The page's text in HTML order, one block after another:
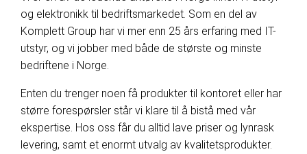
og elektronikk til bedriftsmarkedet. Som en del av
Komplett Group har vi mer enn 25 års erfaring med IT-
utstyr, og vi jobber med både de største og minste
bedriftene i Norge.
Enten du trenger noen få produkter til kontoret eller har
større forespørsler står vi klare til å bistå med vår
ekspertise. Hos oss får du alltid lave priser og lynrask
levering, samt et enormt utvalg av kvalitetsprodukter.